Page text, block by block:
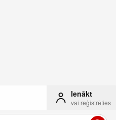
Ienākt
vai reģistrēties